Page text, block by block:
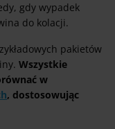
gdy wypadek
do kolacji.
pakietów
Wszystkie
w
, dostosowując